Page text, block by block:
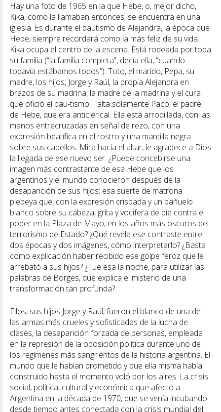
Hay una foto de 1965 en la que Hebe, o, mejor dicho,
Kika, como la llamaban entonces, se encuentra en una
iglesia. Es durante el bautismo de Alejandra, la época que
Hebe, siempre recordará como la más feliz de su vida.
Kika ocupa el centro de la escena. Está rodeada por toda
su familia (“la familia completa”, decía ella, “cuando
todavía estábamos todos”): Toto, el marido, Pepa, su
madre, los hijos, Jorge y Raúl, la propia Alejandra en
brazos de su madrina, la madre de la madrina y el cura
que ofició el bau-tismo. Falta solamente Paco, el padre
de Hebe, que era anticlerical. Ella está arrodillada, con las
manos entrecruzadas en señal de rezo, con una
expresión beatífica en el rostro y una mantilla negra
sobre sus cabellos. Mira hacia el altar, le agradece a Dios
la llegada de ese nuevo ser. ¿Puede concebirse una
imagen más contrastante de esa Hebe que los
argentinos y el mundo conocieron después de la
desaparición de sus hijos; esa suerte de matrona
plebeya que, con la expresión crispada y un pañuelo
blanco sobre su cabeza, grita y vocifera de pie contra el
poder en la Plaza de Mayo, en los años más oscuros del
terrorismo de Estado? ¿Qué revela ese contraste entre
dos épocas y dos imágenes, cómo interpretarlo? ¿Basta
como explicación haber recibido ese golpe feroz que le
arrebató a sus hijos? ¿Fue esa la noche, para utilizar las
palabras de Borges, que explica el misterio de una
transformación tan profunda?
Ellos, sus hijos Jorge y Raúl, fueron el blanco de una de
las armas más crueles y sofisticadas de la lucha de
clases, la desaparición forzada de personas, empleada
en la represión de la oposición política durante uno de
los regímenes más sangrientos de la historia argentina. El
mundo que le habían prometido y que ella misma había
construido hasta el momento voló por los aires. La crisis
social, política, cultural y económica que afectó a
Argentina en la década de 1970, que se venía incubando
desde tiempo antes conectada con la crisis mundial del